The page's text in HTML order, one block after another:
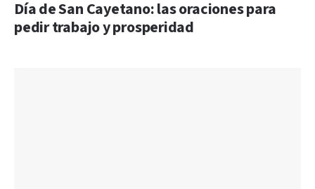
Día de San Cayetano: las oraciones para
pedir trabajo y prosperidad